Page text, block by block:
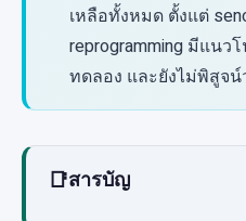
เหลือทั้งหมด ตั้งแต่
reprogramming มีแนว
ทดลอง และยังไม่พิสูจ
📑สารบัญ